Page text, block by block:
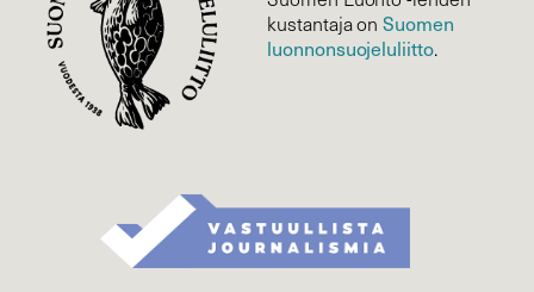
kustantaja onSuomen
luonnonsuojelu­liitto.